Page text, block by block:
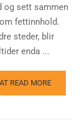
og sett sammen
fettinnhold.
steder, blir
enda ...
READ MORE